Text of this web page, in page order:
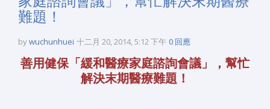
難題！
bywuchunhuei 十二月 20, 2014, 5:12 下午 0 回應
善用健保「緩和醫療家庭諮詢會議」，幫忙
解決末期醫療難題！